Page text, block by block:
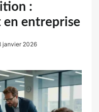
:
en entreprise
janvier 2026